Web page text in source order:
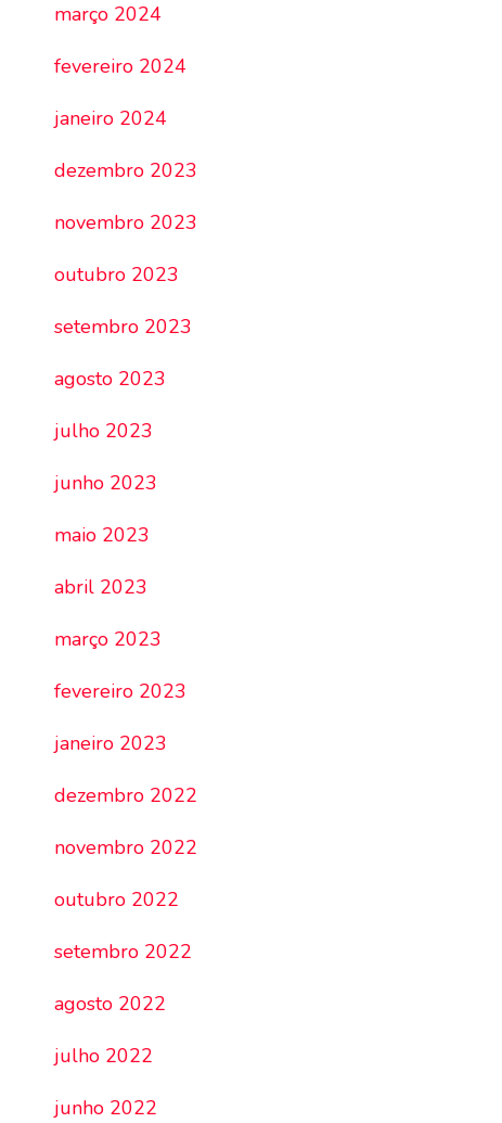
março 2024
fevereiro 2024
janeiro 2024
dezembro 2023
novembro 2023
outubro 2023
setembro 2023
agosto 2023
julho 2023
junho 2023
maio 2023
abril 2023
março 2023
fevereiro 2023
janeiro 2023
dezembro 2022
novembro 2022
outubro 2022
setembro 2022
agosto 2022
julho 2022
junho 2022